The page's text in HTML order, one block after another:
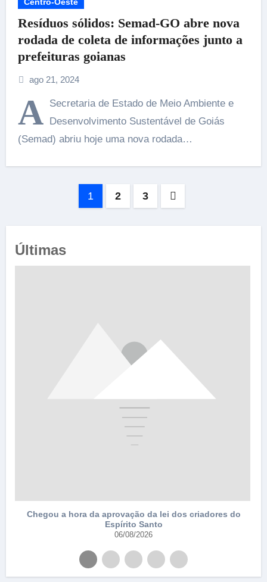
Resíduos sólidos: Semad-GO abre nova
rodada de coleta de informações junto a
prefeituras goianas
ago 21, 2024
A Secretaria de Estado de Meio Ambiente e
Desenvolvimento Sustentável de Goiás
(Semad) abriu hoje uma nova rodada…
Paginação
posts
1 2 3
Últimas
Chegou a hora da aprovação da lei dos criadores do
Espírito Santo
06/08/2026